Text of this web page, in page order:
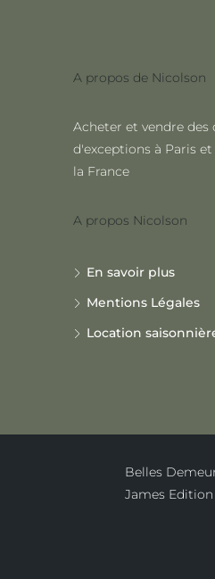
A propos de Nicolson
Acheter et vendre des
d'exceptions à Paris
la France
A propos Nicolson
En savoir plus
Mentions Légales
Location
Belles
James Edition